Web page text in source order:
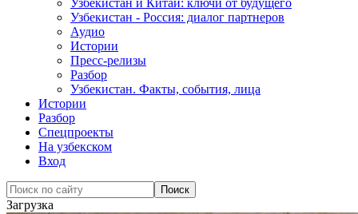
Узбекистан и Китай: ключи от будущего
Узбекистан - Россия: диалог партнеров
Аудио
Истории
Пресс-релизы
Разбор
Узбекистан. Факты, события, лица
Истории
Разбор
Спецпроекты
На узбекском
Вход
Загрузка